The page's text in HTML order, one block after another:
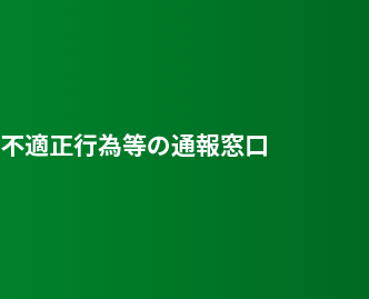
不適正行為等の通報窓口